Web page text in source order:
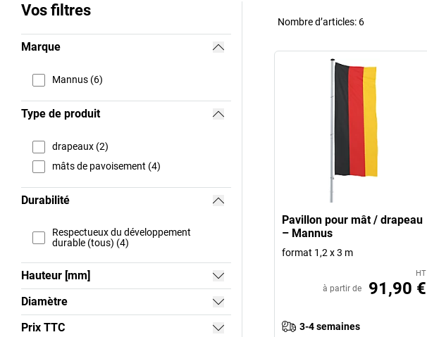
Vos filtres
Marque
Mannus (6)
Type de produit
drapeaux (2)
mâts de pavoisement (4)
Durabilité
Respectueux du développement
durable (tous) (4)
Hauteur [mm]
Diamètre
Prix TTC
Nombre d’articles: 6
Pavillon pour mât / drapeau
– Mannus
format 1,2 x 3 m
HT
à partir de 91,90 €
3-4 semaines